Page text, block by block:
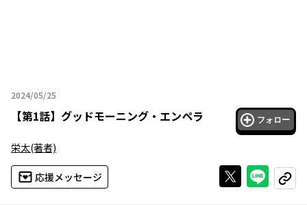
2024/05/25
2024年05月25日
【第1話】 グッドモーニング・エンペラ フォロー
栄太(著者)
応援メッセージ Xで投稿する
ライン
コピー